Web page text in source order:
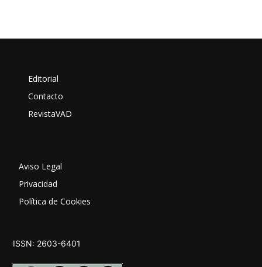
Editorial
Contacto
RevistaVAD
Aviso Legal
Privacidad
Política de Cookies
ISSN: 2603-6401